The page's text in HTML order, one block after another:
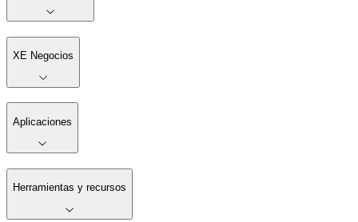
XE Negocios
Aplicaciones
Herramientas y recursos